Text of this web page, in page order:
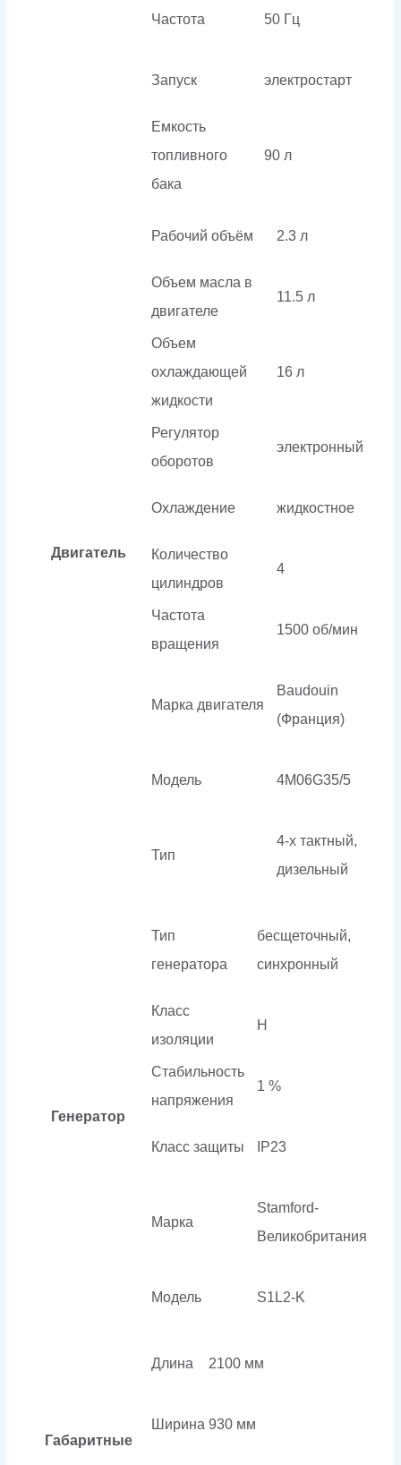
Частота 50 Гц
Запуск электростарт
Емкость
топливного
бака
90 л
Двигатель
Рабочий объём 2.3 л
Объем масла в
двигателе
11.5 л
Объем
охлаждающей
жидкости
16 л
Регулятор
оборотов
электронный
Охлаждение жидкостное
Количество
цилиндров
4
Частота
вращения
1500 об/мин
Марка двигателя
Baudouin
(Франция)
Модель 4M06G35/5
Тип
4-х тактный,
дизельный
Генератор
Тип
генератора
бесщеточный,
синхронный
Класс
изоляции
H
Стабильность
напряжения
1 %
Класс защиты IP23
Марка
Stamford-
Великобритания
Модель S1L2-K
Габаритные
Длина 2100 мм
Ширина 930 мм